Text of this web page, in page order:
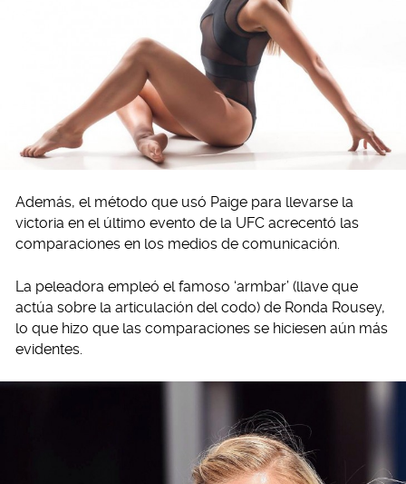
Además, el método que usó Paige para llevarse la
victoria en el último evento de la UFC acrecentó las
comparaciones en los medios de comunicación.
La peleadora empleó el famoso ‘armbar’ (llave que
actúa sobre la articulación del codo) de Ronda Rousey,
lo que hizo que las comparaciones se hiciesen aún más
evidentes.